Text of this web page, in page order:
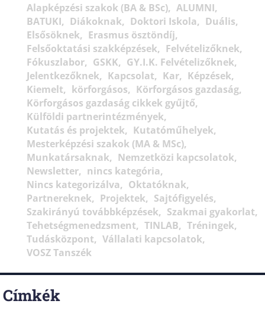
Alapképzési szakok (BA & BSc)
ALUMNI
BATUKI
Diákoknak Doktori Iskola
Duális
Elsősöknek
Erasmus ösztöndíj
Felsőoktatási szakképzések
Felvételizőknek
Fókuszlabor
GSKK
GY.I.K. Felvételizőknek
Jelentkezőknek
Kapcsolat Kar
Képzések
Kiemelt
körforgásos
Körforgásos gazdaság
Körforgásos gazdaság cikkek gyűjtő
Külföldi partnerintézmények
Kutatás és projektek
Kutatóműhelyek
Mesterképzési szakok (MA & MSc)
Munkatársaknak
Nemzetközi kapcsolatok
Newsletter
nincs kategória
Nincs kategorizálva
Oktatóknak
Partnereknek
Projektek
Sajtófigyelés
Szakirányú továbbképzések
Szakmai gyakorlat
Tehetségmenedzsment
TINLAB
Tréningek
Tudásközpont
Vállalati kapcsolatok
VOSZ Tanszék
Címkék